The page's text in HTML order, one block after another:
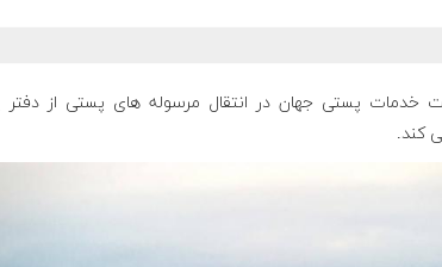
خدمات پستی جهان در انتقال مرسوله های پستی از دفتر
کند.